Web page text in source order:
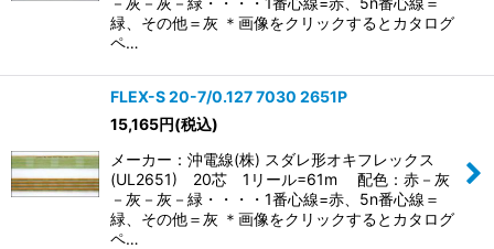
緑、その他＝灰 ＊画像をクリックするとカタログ
ペ…
FLEX-S 20-7/0.127 7030 2651P
15,165円(税込)
メーカー：沖電線(株) スダレ形オキフレックス
(UL2651) 20芯 1リール=61m 配色：赤－灰
－灰－灰－緑・・・・1番心線=赤、5n番心線＝
緑、その他＝灰 ＊画像をクリックするとカタログ
ペ…